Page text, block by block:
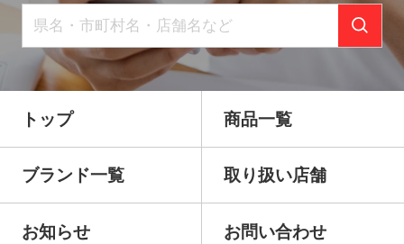
トップ 商品一覧
ブランド一覧 取り扱い店舗
お知らせ お問い合わせ